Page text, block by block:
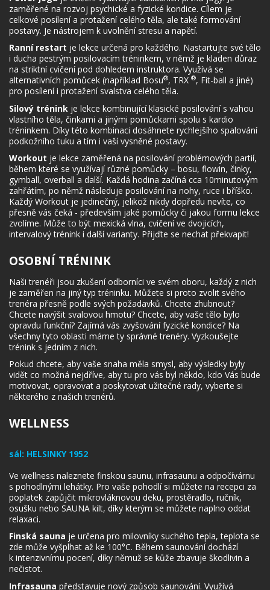
zaměřené na rozvoj psychické a fyzické kondice. Cílem je
celkové posílení a protažení celého těla, ale také formování
postavy. Je nástrojem k uvolnění stresu a napětí.
Ranní restart je lekce určená pro každého. Nastartujte své tělo
i ducha pestrým posilovacím tréninkem, v němž je kladen důraz
na striktní cvičení pod dohledem instruktora. Využívá se
alternativních pomůcek (například Bosu®, TRX ®, Fit-ball a jiné)
pro posílení i protažení svalstva celého těla.
Silový trénink je lekce kombinující klasické posilování s vahou
vlastního těla, činkami a jinými pomůckami spolu s kardio
tréninkem. Díky této kombinaci dosáhnete rychlejšího spalování
podkožního tuku a tím i vaší vysněné postavy.
Workout je lekce zaměřená na posilování problémových partií,
během které se využívají různé pomůcky – bosu, flowin, činky,
gymball, overball a další. Každá hodina začíná cca 10minutovým
zahřátím, po němž následuje posilování na nohy, ruce i bříško.
Každý Workout je jedinečný, jelikož nikdy dopředu nevíte, co
přesně vás čeká - především jaké pomůcky či jakou formu lekce
zvolíme. Může to být mexická vlna, cvičení ve dvojicích,
intervalový trénink i další varianty. Přijďte se nechat překvapit!
OSOBNÍ TRÉNINK
Naši trenéři jsou zkušení odborníci ve svém oboru, každý z nich
je zaměřen na jiný typ tréninku. Můžete si proto zvolit svého
trenéra přesně podle svých požadavků. Chcete zhubnout?
Chcete navýšit svalovou hmotu? Chcete, aby vaše tělo bylo
opravdu funkční? Zajímá vás zvyšování fyzické kondice? Na
všechny tyto oblasti máme ty správné trenéry. Vyzkoušejte
trénink s jedním z nich.
Pokud chcete, aby vaše snaha měla smysl, aby výsledky byly
vidět co možná nejdříve, aby tu pro vás byl někdo, kdo Vás bude
motivovat, opravovat a poskytovat užitečné rady, vyberte si
některého z našich trenérů.
WELLNESS
sál: HELSINKY 1952
Ve wellness naleznete finskou saunu, infrasaunu a odpočívárnu
s pohodlnými lehátky. Pro vaše pohodlí si můžete na recepci za
poplatek zapůjčit mikrovláknovou deku, prostěradlo, ručník,
osušku nebo SAUNA kilt, díky kterým se můžete naplno oddat
relaxaci.
Finská sauna je určena pro milovníky suchého tepla, teplota se
zde může vyšplhat až ke 100°C. Během saunování dochází
k intenzivnímu pocení, díky němuž se kůže zbavuje škodlivin a
nečistot.
Infrasauna představuje nový způsob saunování. Využívá